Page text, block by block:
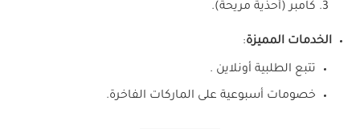
كامبر (أحذية مريحة).
الخدمات المميزة:
تتبع الطلبية أونلاين .
خصومات أسبوعية على الماركات الفاخرة.